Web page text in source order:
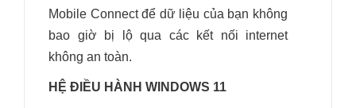
Mobile Connect để dữ liệu của bạn không
bao giờ bị lộ qua các kết nối internet
không an toàn.
HỆ ĐIỀU HÀNH WINDOWS 11